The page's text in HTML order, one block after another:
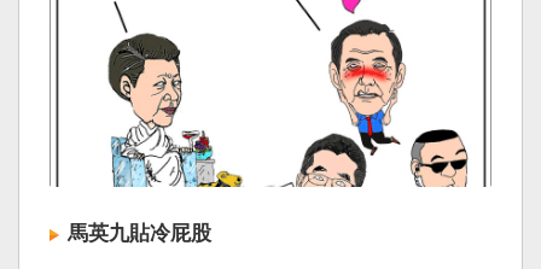
馬英九貼冷屁股